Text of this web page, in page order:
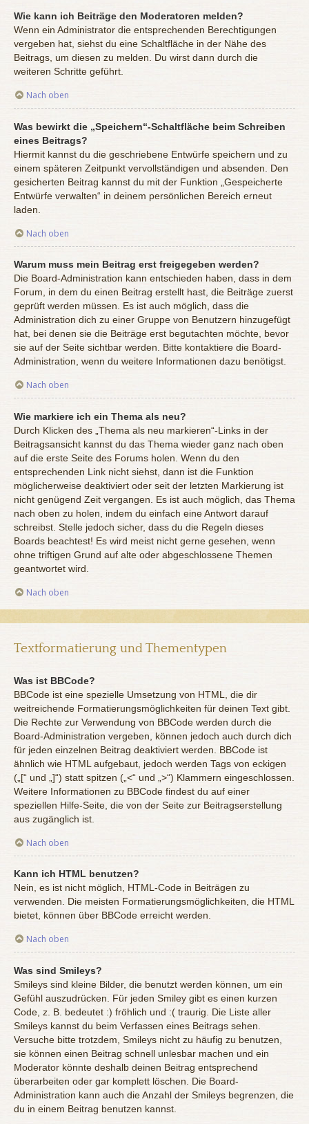
Wie kann ich Beiträge den Moderatoren melden?
Wenn ein Administrator die entsprechenden Berechtigungen
vergeben hat, siehst du eine Schaltfläche in der Nähe des
Beitrags, um diesen zu melden. Du wirst dann durch die
weiteren Schritte geführt.
Nach oben
Was bewirkt die „Speichern“-Schaltfläche beim Schreiben
eines Beitrags?
Hiermit kannst du die geschriebene Entwürfe speichern und zu
einem späteren Zeitpunkt vervollständigen und absenden. Den
gesicherten Beitrag kannst du mit der Funktion „Gespeicherte
Entwürfe verwalten“ in deinem persönlichen Bereich erneut
laden.
Nach oben
Warum muss mein Beitrag erst freigegeben werden?
Die Board-Administration kann entschieden haben, dass in dem
Forum, in dem du einen Beitrag erstellt hast, die Beiträge zuerst
geprüft werden müssen. Es ist auch möglich, dass die
Administration dich zu einer Gruppe von Benutzern hinzugefügt
hat, bei denen sie die Beiträge erst begutachten möchte, bevor
sie auf der Seite sichtbar werden. Bitte kontaktiere die Board-
Administration, wenn du weitere Informationen dazu benötigst.
Nach oben
Wie markiere ich ein Thema als neu?
Durch Klicken des „Thema als neu markieren“-Links in der
Beitragsansicht kannst du das Thema wieder ganz nach oben
auf die erste Seite des Forums holen. Wenn du den
entsprechenden Link nicht siehst, dann ist die Funktion
möglicherweise deaktiviert oder seit der letzten Markierung ist
nicht genügend Zeit vergangen. Es ist auch möglich, das Thema
nach oben zu holen, indem du einfach eine Antwort darauf
schreibst. Stelle jedoch sicher, dass du die Regeln dieses
Boards beachtest! Es wird meist nicht gerne gesehen, wenn
ohne triftigen Grund auf alte oder abgeschlossene Themen
geantwortet wird.
Nach oben
Textformatierung und Thementypen
Was ist BBCode?
BBCode ist eine spezielle Umsetzung von HTML, die dir
weitreichende Formatierungsmöglichkeiten für deinen Text gibt.
Die Rechte zur Verwendung von BBCode werden durch die
Board-Administration vergeben, können jedoch auch durch dich
für jeden einzelnen Beitrag deaktiviert werden. BBCode ist
ähnlich wie HTML aufgebaut, jedoch werden Tags von eckigen
(„[“ und „]“) statt spitzen („<“ und „>“) Klammern eingeschlossen.
Weitere Informationen zu BBCode findest du auf einer
speziellen Hilfe-Seite, die von der Seite zur Beitragserstellung
aus zugänglich ist.
Nach oben
Kann ich HTML benutzen?
Nein, es ist nicht möglich, HTML-Code in Beiträgen zu
verwenden. Die meisten Formatierungsmöglichkeiten, die HTML
bietet, können über BBCode erreicht werden.
Nach oben
Was sind Smileys?
Smileys sind kleine Bilder, die benutzt werden können, um ein
Gefühl auszudrücken. Für jeden Smiley gibt es einen kurzen
Code, z. B. bedeutet :) fröhlich und :( traurig. Die Liste aller
Smileys kannst du beim Verfassen eines Beitrags sehen.
Versuche bitte trotzdem, Smileys nicht zu häufig zu benutzen,
sie können einen Beitrag schnell unlesbar machen und ein
Moderator könnte deshalb deinen Beitrag entsprechend
überarbeiten oder gar komplett löschen. Die Board-
Administration kann auch die Anzahl der Smileys begrenzen, die
du in einem Beitrag benutzen kannst.